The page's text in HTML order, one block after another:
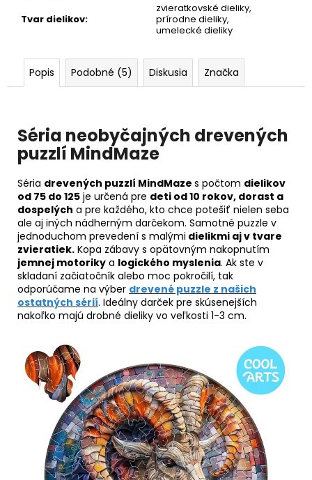
Tvar dielikov:
zvieratkovské dieliky,
prírodne dieliky,
umelecké dieliky
Popis Podobné (5) Diskusia Značka
Séria neobyčajných drevených
puzzlí MindMaze
Séria drevených puzzlí MindMaze s počtom dielikov
od 75 do 125 je určená pre deti od 10 rokov, dorast a
dospelých a pre každého, kto chce potešiť nielen seba
ale aj iných nádherným darčekom. Samotné puzzle v
jednoduchom prevedení s malými dielikmi aj v tvare
zvieratiek. Kopa zábavy s opätovným nakopnutím
jemnej motoriky a logického myslenia. Ak ste v
skladaní začiatočník alebo moc pokročilí, tak
odporúčame na výber drevené puzzle z našich
ostatných sérií. Ideálny darček pre skúsenejších
nakoľko majú drobné dieliky vo veľkosti 1-3 cm.